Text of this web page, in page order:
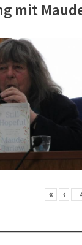
mit
« ‹